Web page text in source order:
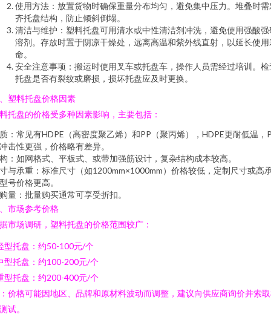
使用方法：放置货物时确保重量分布均匀，避免集中压力。堆叠时需
齐托盘结构，防止倾斜倒塌。
清洁与维护：塑料托盘可用清水或中性清洁剂冲洗，避免使用强酸强
溶剂。存放时置于阴凉干燥处，远离高温和紫外线直射，以延长使用
命。
安全注意事项：搬运时使用叉车或托盘车，操作人员需经过培训。检
托盘是否有裂纹或磨损，损坏托盘应及时更换。
塑料托盘价格因素
托盘的价格受多种因素影响，主要包括：
：常见有HDPE（高密度聚乙烯）和PP（聚丙烯），HDPE更耐低温，
击性更强，价格略有差异。
：如网格式、平板式、或带加强筋设计，复杂结构成本较高。
与承重：标准尺寸（如1200mm×1000mm）价格较低，定制尺寸或高
号价格更高。
量：批量购买通常可享受折扣。
市场参考价格
市场调研，塑料托盘的价格范围较广：
型托盘：约50-100元/个
型托盘：约100-200元/个
型托盘：约200-400元/个
价格可能因地区、品牌和原材料波动而调整，建议向供应商询价并索
试。